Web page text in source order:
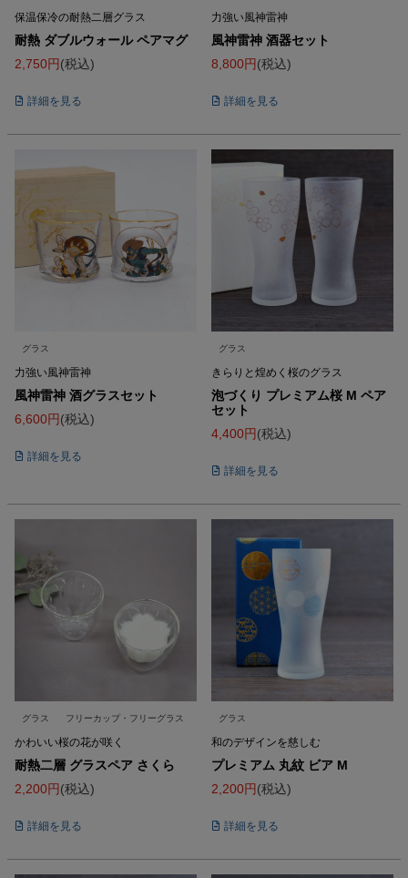
保温保冷の耐熱二層グラス
耐熱 ダブルウォール ペアマグ
2,750
税込
詳細を見る
力強い風神雷神
風神雷神 酒器セット
8,800
税込
詳細を見る
グラス
力強い風神雷神
風神雷神 酒グラスセット
6,600
税込
詳細を見る
グラス
きらりと煌めく桜のグラス
泡づくり プレミアム桜 M ペア
セット
4,400
税込
詳細を見る
グラス フリーカップ・フリーグラス
かわいい桜の花が咲く
耐熱二層 グラスペア さくら
2,200
税込
詳細を見る
グラス
和のデザインを慈しむ
プレミアム 丸紋 ビア M
2,200
税込
詳細を見る